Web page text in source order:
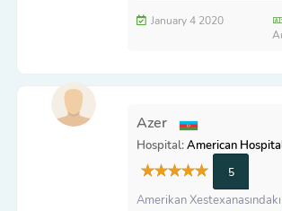
January 4 2020
Azer
Hospital:American
5
Amerikan